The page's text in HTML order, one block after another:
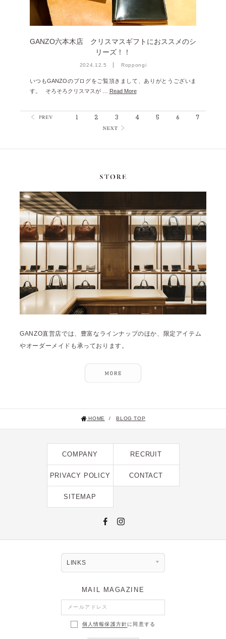
GANZO六本木店 クリスマスギフトにおススメのシ
リーズ！！
2024.12.5 Roppongi
いつもGANZOのブログをご覧頂きまして、ありがとうございま
す。 そろそろクリスマスが …
Read More
1 2 3 4 5 6 7
GANZO直営店では、豊富なラインナップのほか、限定アイテム
やオーダーメイドも承っております。
HOME / BLOG TOP
COMPANY RECRUIT
PRIVACY POLICY CONTACT
SITEMAP
LINKS
MAIL MAGAZINE
個人情報保護方針に同意する